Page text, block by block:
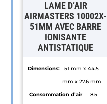
LAME D’AIR
AIRMASTERS 10002X-
51MM AVEC BARRE
IONISANTE
ANTISTATIQUE
Dimensions:
51 mm x 44.5
mm x 27.6 mm
Consommation d’air
8.5